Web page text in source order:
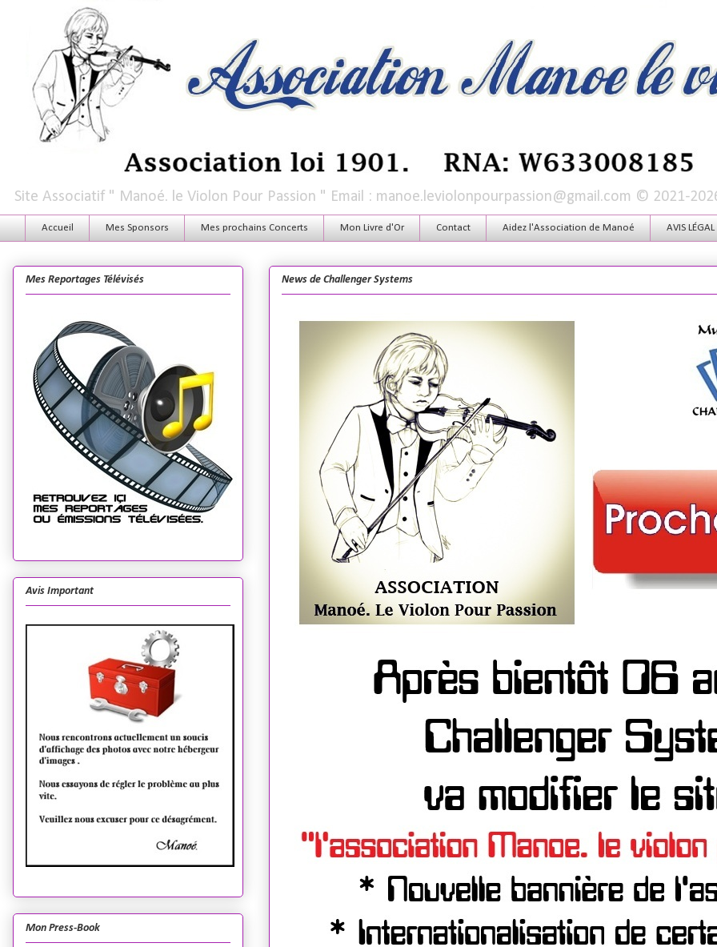
Site Associatif " Manoé. le Violon Pour Passion " Email : manoe.leviolonpourpassion@gmail.com © 2021-
Accueil Mes Sponsors Mes prochains Concerts Mon Livre d'Or Contact Aidez l'Association de Manoé AVIS LÉGAL
News de Challenger Systems
Mes Reportages Télévisés
Avis Important
Mon Press-Book